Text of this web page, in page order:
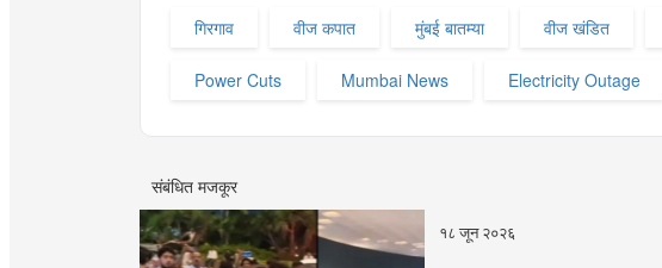
गिरगाव वीज कपात मुंबई बातम्या वीज खंडित
Power Cuts Mumbai News Electricity Outage
संबंधित मजकूर
१८ जून २०२६